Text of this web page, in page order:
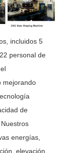
incluidos 5
personal de
mejorando
de
energías,
elevación,